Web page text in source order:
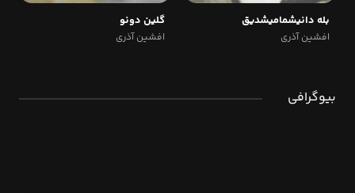
بله دانیشمامیشدیق
افشین آذری
گلين دونو
افشین آذری
بیوگرافی